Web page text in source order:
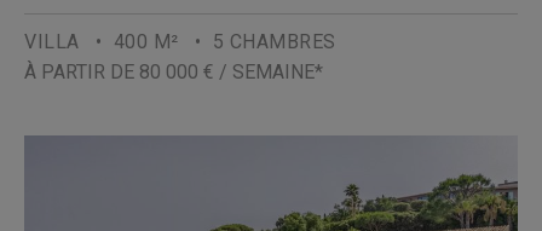
VILLA • 400 M²
• 5 CHAMBRES
À PARTIR DE 80 000 € / SEMAINE*